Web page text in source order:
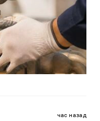
час назад